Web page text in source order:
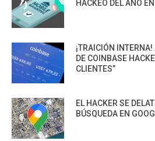
HACKEO DEL AÑO
¡TRAICIÓN
DE COINBASE
CLIENTES”
EL HACKER SE
BÚSQUEDA EN